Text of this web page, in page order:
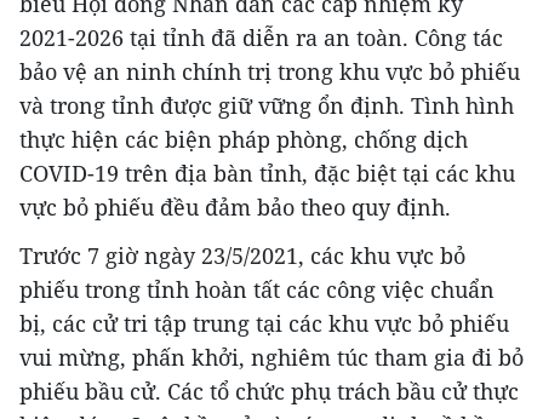
2021-2026 tại tỉnh đã diễn ra an toàn. Công tác
bảo vệ an ninh chính trị trong khu vực bỏ phiếu
và trong tỉnh được giữ vững ổn định. Tình hình
thực hiện các biện pháp phòng, chống dịch
COVID-19 trên địa bàn tỉnh, đặc biệt tại các khu
vực bỏ phiếu đều đảm bảo theo quy định.
Trước 7 giờ ngày 23/5/2021, các khu vực bỏ
phiếu trong tỉnh hoàn tất các công việc chuẩn
bị, các cử tri tập trung tại các khu vực bỏ phiếu
vui mừng, phấn khởi, nghiêm túc tham gia đi bỏ
phiếu bầu cử. Các tổ chức phụ trách bầu cử thực